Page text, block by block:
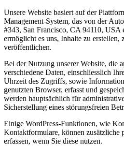
Unsere Website basiert auf der
Management-System, das von der
#343, San Francisco, CA 94110, USA
ermöglicht es uns, Inhalte zu erstellen,
veröffentlichen.
Bei der Nutzung unserer Website, die
verschiedene Daten, einschliesslich
Uhrzeit des Zugriffs, sowie
genutzten Browser, erfasst und
werden hauptsächlich für
Sicherstellung eines störungsfreien
Einige WordPress-Funktionen, wie
Kontaktformulare, können zusätzliche
erfassen, wenn Sie diese nutzen.